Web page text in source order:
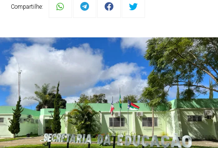
Compartilhe: